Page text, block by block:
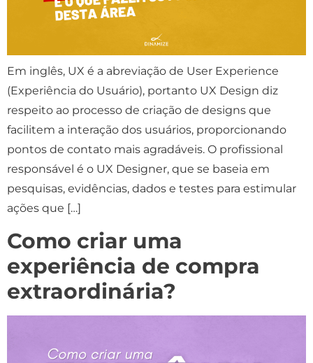
Em inglês, UX é a abreviação de User Experience
(Experiência do Usuário), portanto UX Design diz
respeito ao processo de criação de designs que
facilitem a interação dos usuários, proporcionando
pontos de contato mais agradáveis. O profissional
responsável é o UX Designer, que se baseia em
pesquisas, evidências, dados e testes para estimular
ações que […]
Como criar uma
experiência de compra
extraordinária?